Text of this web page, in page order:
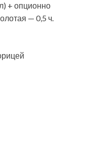
+ опционно
— 0,5 ч.